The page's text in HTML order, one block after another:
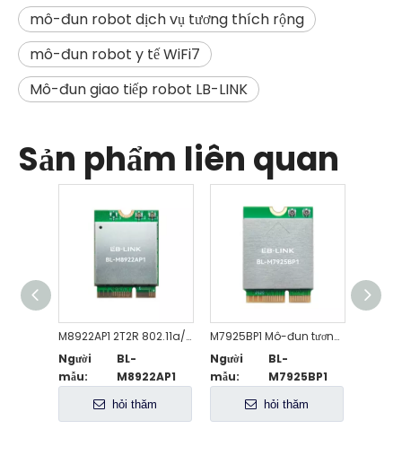
mô-đun robot dịch vụ tương thích rộng
mô-đun robot y tế WiFi7
Mô-đun giao tiếp robot LB-LINK
Sản phẩm liên quan
M8922AP1 2T2R 802.11a/b/g/n/ac/ax/be WiFi 7 + Mô-đun tương thích BT5.4
Người
mẫu:
BL-
M8922AP1
hỏi thăm
M7925BP1 Mô-đun tương thích 802.11be WiFi 7 + BT5.4 ba băng tần
Người
mẫu:
BL-
M7925BP1
hỏi thăm